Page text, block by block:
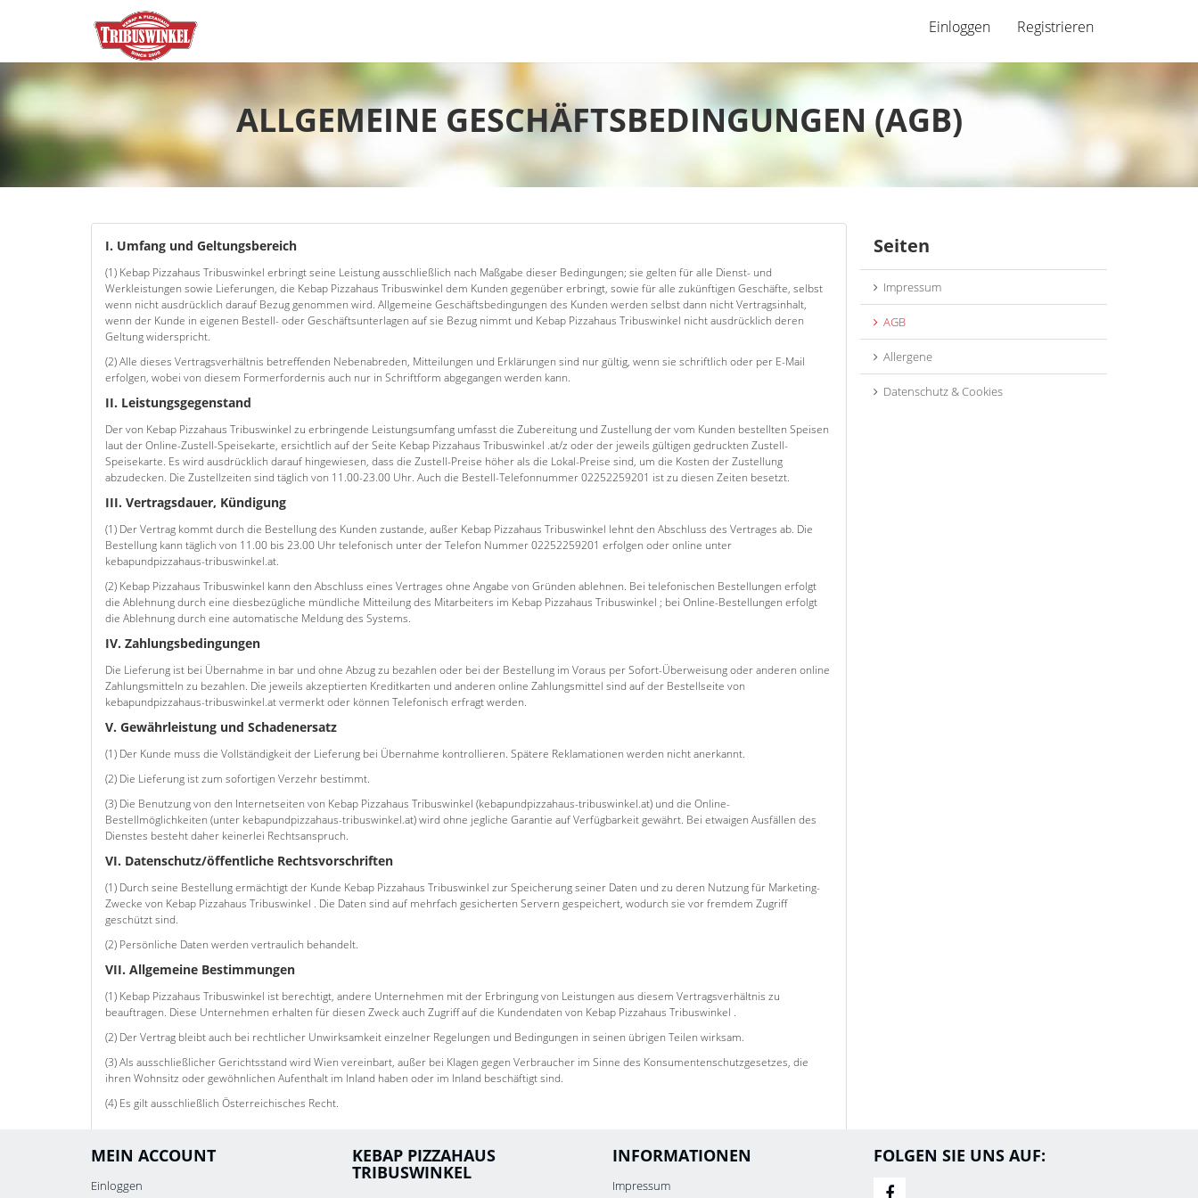
Einloggen Registrieren
ALLGEMEINE GESCHÄFTSBEDINGUNGEN (AGB)
I. Umfang und Geltungsbereich
(1) Kebap Pizzahaus Tribuswinkel erbringt seine Leistung ausschließlich nach Maßgabe dieser Bedingungen; sie gelten für alle Dienst- und
Werkleistungen sowie Lieferungen, die Kebap Pizzahaus Tribuswinkel dem Kunden gegenüber erbringt, sowie für alle zukünftigen Geschäfte, selbst
wenn nicht ausdrücklich darauf Bezug genommen wird. Allgemeine Geschäftsbedingungen des Kunden werden selbst dann nicht Vertragsinhalt,
wenn der Kunde in eigenen Bestell- oder Geschäftsunterlagen auf sie Bezug nimmt und Kebap Pizzahaus Tribuswinkel nicht ausdrücklich deren
Geltung widerspricht.
(2) Alle dieses Vertragsverhältnis betreffenden Nebenabreden, Mitteilungen und Erklärungen sind nur gültig, wenn sie schriftlich oder per E-Mail
erfolgen, wobei von diesem Formerfordernis auch nur in Schriftform abgegangen werden kann.
II. Leistungsgegenstand
Der von Kebap Pizzahaus Tribuswinkel zu erbringende Leistungsumfang umfasst die Zubereitung und Zustellung der vom Kunden bestellten Speisen
laut der Online-Zustell-Speisekarte, ersichtlich auf der Seite Kebap Pizzahaus Tribuswinkel .at/z oder der jeweils gültigen gedruckten Zustell-
Speisekarte. Es wird ausdrücklich darauf hingewiesen, dass die Zustell-Preise höher als die Lokal-Preise sind, um die Kosten der Zustellung
abzudecken. Die Zustellzeiten sind täglich von 11.00-23.00 Uhr. Auch die Bestell-Telefonnummer 02252259201 ist zu diesen Zeiten besetzt.
III. Vertragsdauer, Kündigung
(1) Der Vertrag kommt durch die Bestellung des Kunden zustande, außer Kebap Pizzahaus Tribuswinkel lehnt den Abschluss des Vertrages ab. Die
Bestellung kann täglich von 11.00 bis 23.00 Uhr telefonisch unter der Telefon Nummer 02252259201 erfolgen oder online unter
kebapundpizzahaus-tribuswinkel.at.
(2) Kebap Pizzahaus Tribuswinkel kann den Abschluss eines Vertrages ohne Angabe von Gründen ablehnen. Bei telefonischen Bestellungen erfolgt
die Ablehnung durch eine diesbezügliche mündliche Mitteilung des Mitarbeiters im Kebap Pizzahaus Tribuswinkel ; bei Online-Bestellungen erfolgt
die Ablehnung durch eine automatische Meldung des Systems.
IV. Zahlungsbedingungen
Die Lieferung ist bei Übernahme in bar und ohne Abzug zu bezahlen oder bei der Bestellung im Voraus per Sofort-Überweisung oder anderen online
Zahlungsmitteln zu bezahlen. Die jeweils akzeptierten Kreditkarten und anderen online Zahlungsmittel sind auf der Bestellseite von
kebapundpizzahaus-tribuswinkel.at vermerkt oder können Telefonisch erfragt werden.
V. Gewährleistung und Schadenersatz
(1) Der Kunde muss die Vollständigkeit der Lieferung bei Übernahme kontrollieren. Spätere Reklamationen werden nicht anerkannt.
(2) Die Lieferung ist zum sofortigen Verzehr bestimmt.
(3) Die Benutzung von den Internetseiten von Kebap Pizzahaus Tribuswinkel (kebapundpizzahaus-tribuswinkel.at) und die Online-
Bestellmöglichkeiten (unter kebapundpizzahaus-tribuswinkel.at) wird ohne jegliche Garantie auf Verfügbarkeit gewährt. Bei etwaigen Ausfällen des
Dienstes besteht daher keinerlei Rechtsanspruch.
VI. Datenschutz/öffentliche Rechtsvorschriften
(1) Durch seine Bestellung ermächtigt der Kunde Kebap Pizzahaus Tribuswinkel zur Speicherung seiner Daten und zu deren Nutzung für Marketing-
Zwecke von Kebap Pizzahaus Tribuswinkel . Die Daten sind auf mehrfach gesicherten Servern gespeichert, wodurch sie vor fremdem Zugriff
geschützt sind.
(2) Persönliche Daten werden vertraulich behandelt.
VII. Allgemeine Bestimmungen
(1) Kebap Pizzahaus Tribuswinkel ist berechtigt, andere Unternehmen mit der Erbringung von Leistungen aus diesem Vertragsverhältnis zu
beauftragen. Diese Unternehmen erhalten für diesen Zweck auch Zugriff auf die Kundendaten von Kebap Pizzahaus Tribuswinkel .
(2) Der Vertrag bleibt auch bei rechtlicher Unwirksamkeit einzelner Regelungen und Bedingungen in seinen übrigen Teilen wirksam.
(3) Als ausschließlicher Gerichtsstand wird Wien vereinbart, außer bei Klagen gegen Verbraucher im Sinne des Konsumentenschutzgesetzes, die
ihren Wohnsitz oder gewöhnlichen Aufenthalt im Inland haben oder im Inland beschäftigt sind.
(4) Es gilt ausschließlich Österreichisches Recht.
Seiten
Impressum
AGB
Allergene
Datenschutz & Cookies
FOLGEN SIE UNS AUF:
MEIN ACCOUNT
Einloggen
KEBAP PIZZAHAUS
TRIBUSWINKEL
INFORMATIONEN
Impressum